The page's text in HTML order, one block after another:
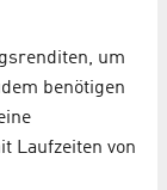
um
benötigen
Laufzeiten von